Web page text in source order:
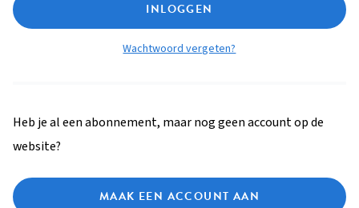
INLOGGEN
Wachtwoord vergeten?
Heb je al een abonnement, maar nog geen account op de
website?
MAAK EEN ACCOUNT AAN